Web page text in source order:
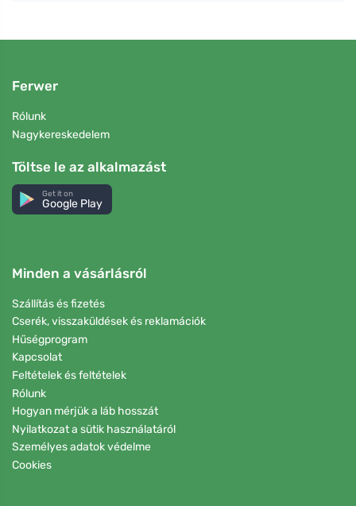
Ferwer
Rólunk
Nagykereskedelem
Töltse le az alkalmazást
Get it on
Google Play
Minden a vásárlásról
Szállítás és fizetés
Cserék, visszaküldések és reklamációk
Hűségprogram
Kapcsolat
Feltételek és feltételek
Rólunk
Hogyan mérjük a láb hosszát
Nyilatkozat a sütik használatáról
Személyes adatok védelme
Cookies